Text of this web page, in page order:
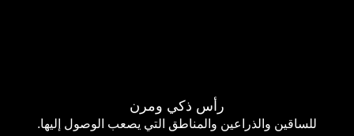
رأس ذكي ومرن
للساقين والذراعين والمناطق التي يصعب الوصول إليها.